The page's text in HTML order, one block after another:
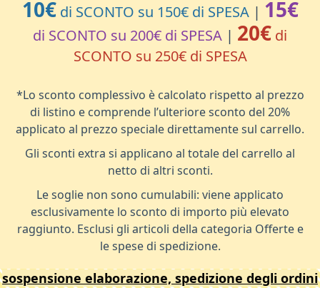
10€ di SCONTO su 150€ di SPESA| 15€
di SCONTO su 200€ di SPESA | 20€ di
SCONTO su 250€ di SPESA
*Lo sconto complessivo è calcolato rispetto al prezzo
di listino e comprende l’ulteriore sconto del 20%
applicato al prezzo speciale direttamente sul carrello.
Gli sconti extra si applicano al totale del carrello al
netto di altri sconti.
Le soglie non sono cumulabili: viene applicato
esclusivamente lo sconto di importo più elevato
raggiunto. Esclusi gli articoli della categoria Offerte e
le spese di spedizione.
sospensione elaborazione, spedizione degli ordini